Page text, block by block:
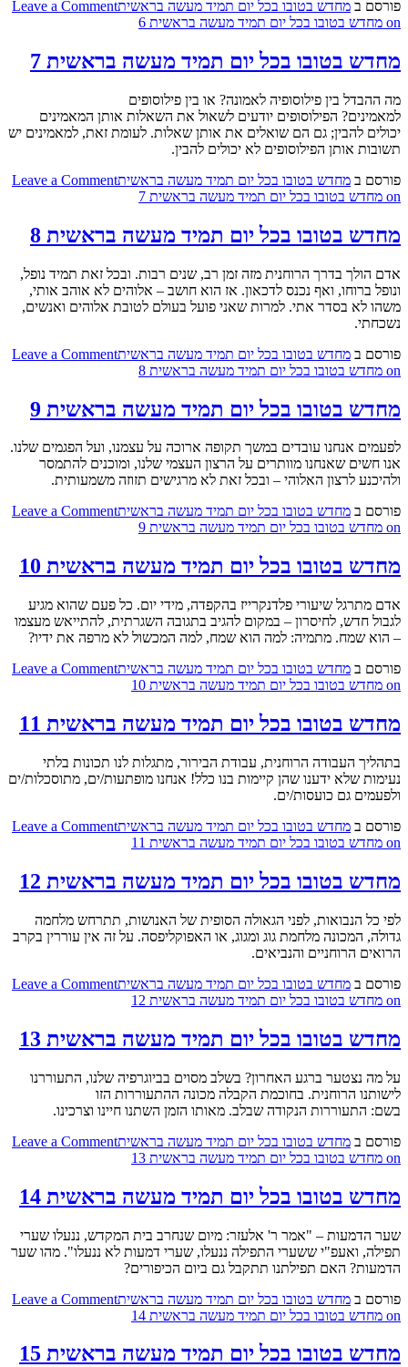
פורסם ב מחדש בטובו בכל יום תמיד מעשה בראשיתLeave a Comment
on מחדש בטובו בכל יום תמיד מעשה בראשית 6
מחדש בטובו בכל יום תמיד מעשה בראשית 7
מה ההבדל בין פילוסופיה לאמונה? או בין פילוסופים
למאמינים? הפילוסופים יודעים לשאול את השאלות אותן המאמינים
יכולים להבין; גם הם שואלים את אותן שאלות. לעומת זאת, למאמינים יש
תשובות אותן הפילוסופים לא יכולים להבין.
פורסם ב מחדש בטובו בכל יום תמיד מעשה בראשיתLeave a Comment
on מחדש בטובו בכל יום תמיד מעשה בראשית 7
מחדש בטובו בכל יום תמיד מעשה בראשית 8
אדם הולך בדרך הרוחנית מזה זמן רב, שנים רבות. ובכל זאת תמיד נופל,
ונופל ברוחו, ואף נכנס לדכאון. אז הוא חושב – אלוהים לא אוהב אותי,
משהו לא בסדר אתי. למרות שאני פועל בעולם לטובת אלוהים ואנשים,
נשכחתי.
פורסם ב מחדש בטובו בכל יום תמיד מעשה בראשיתLeave a Comment
on מחדש בטובו בכל יום תמיד מעשה בראשית 8
מחדש בטובו בכל יום תמיד מעשה בראשית 9
לפעמים אנחנו עובדים במשך תקופה ארוכה על עצמנו, ועל הפגמים שלנו.
אנו חשים שאנחנו מוותרים על הרצון העצמי שלנו, ומוכנים להתמסר
ולהיכנע לרצון האלוהי – ובכל זאת לא מרגישים תזוזה משמעותית.
פורסם ב מחדש בטובו בכל יום תמיד מעשה בראשיתLeave a Comment
on מחדש בטובו בכל יום תמיד מעשה בראשית 9
מחדש בטובו בכל יום תמיד מעשה בראשית 10
אדם מתרגל שיעורי פלדנקרייז בהקפדה, מידי יום. כל פעם שהוא מגיע
לגבול חדש, לחיסרון – במקום להגיב בתגובה השגרתית, להתייאש מעצמו
– הוא שמח. מתמיה: למה הוא שמח, למה המכשול לא מרפה את ידיו?
פורסם ב מחדש בטובו בכל יום תמיד מעשה בראשיתLeave a Comment
on מחדש בטובו בכל יום תמיד מעשה בראשית 10
מחדש בטובו בכל יום תמיד מעשה בראשית 11
בתהליך העבודה הרוחנית, עבודת הבירור, מתגלות לנו תכונות בלתי
נעימות שלא ידענו שהן קיימות בנו כלל! אנחנו מופתעות/ים, מתוסכלות/ים
ולפעמים גם כועסות/ים.
פורסם ב מחדש בטובו בכל יום תמיד מעשה בראשיתLeave a Comment
on מחדש בטובו בכל יום תמיד מעשה בראשית 11
מחדש בטובו בכל יום תמיד מעשה בראשית 12
לפי כל הנבואות, לפני הגאולה הסופית של האנושות, תתרחש מלחמה
גדולה, המכונה מלחמת גוג ומגוג, או האפוקליפסה. על זה אין עוררין בקרב
הרואים הרוחניים והנביאים.
פורסם ב מחדש בטובו בכל יום תמיד מעשה בראשיתLeave a Comment
on מחדש בטובו בכל יום תמיד מעשה בראשית 12
מחדש בטובו בכל יום תמיד מעשה בראשית 13
על מה נצטער ברגע האחרון? בשלב מסוים בביוגרפיה שלנו, התעוררנו
לישותנו הרוחנית. בחוכמת הקבלה מכונה ההתעוררות הזו
בשם: התעוררות הנקודה שבלב. מאותו הזמן השתנו חיינו וצרכינו.
פורסם ב מחדש בטובו בכל יום תמיד מעשה בראשיתLeave a Comment
on מחדש בטובו בכל יום תמיד מעשה בראשית 13
מחדש בטובו בכל יום תמיד מעשה בראשית 14
שער הדמעות – "אמר ר' אלעזר: מיום שנחרב בית המקדש, ננעלו שערי
תפילה, ואעפ"י ששערי התפילה ננעלו, שערי דמעות לא ננעלו". מהו שער
הדמעות? האם תפילתנו תתקבל גם ביום הכיפורים?
פורסם ב מחדש בטובו בכל יום תמיד מעשה בראשיתLeave a Comment
on מחדש בטובו בכל יום תמיד מעשה בראשית 14
מחדש בטובו בכל יום תמיד מעשה בראשית 15